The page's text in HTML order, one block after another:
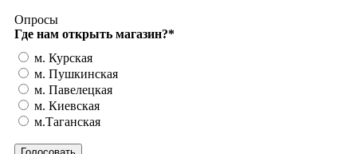
Опросы
Где нам открыть магазин?*
м. Курская
м. Пушкинская
м. Павелецкая
м. Киевская
м.Таганская